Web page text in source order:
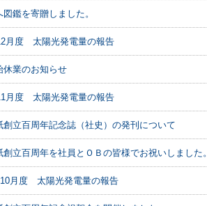
鑑を寄贈しました。
月度 太陽光発電量の報告
休業のお知らせ
月度 太陽光発電量の報告
創立百周年記念誌（社史）の発刊について
創立百周年を社員とＯＢの皆様でお祝いしました。
月度 太陽光発電量の報告